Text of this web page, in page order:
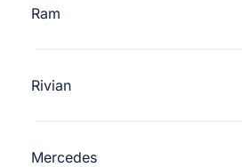
Ram
Rivian
Mercedes